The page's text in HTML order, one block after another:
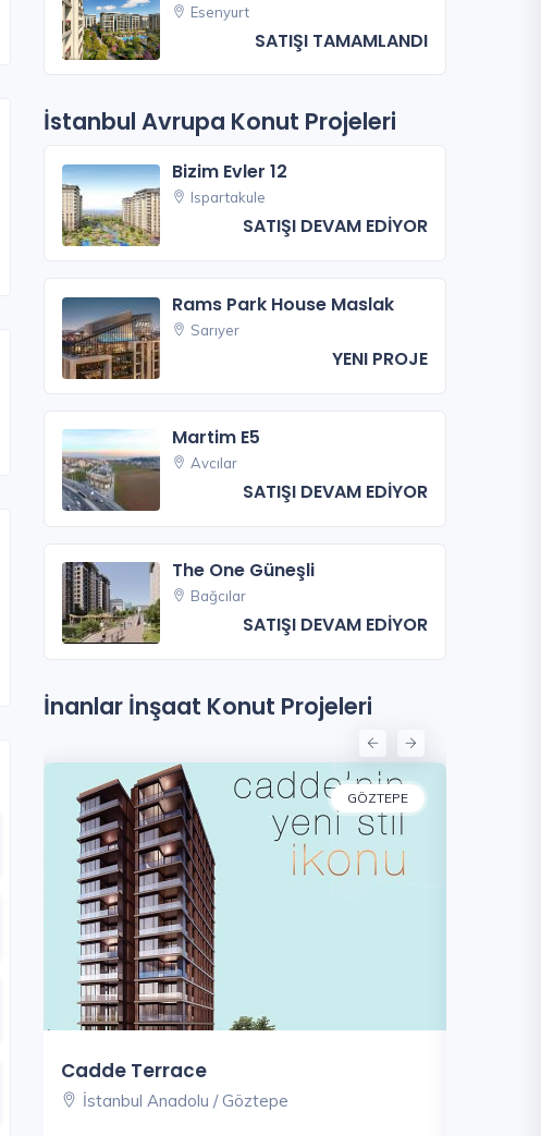
Esenyurt
SATIŞI TAMAMLANDI
İstanbul Avrupa Konut Projeleri
Bizim Evler 12
Ispartakule
SATIŞI DEVAM EDİYOR
Rams Park House Maslak
Sarıyer
YENI PROJE
Martim E5
Avcılar
SATIŞI DEVAM EDİYOR
The One Güneşli
Bağcılar
SATIŞI DEVAM EDİYOR
İnanlar İnşaat Konut Projeleri
GÖZTEPE
Cadde Terrace
İstanbul Anadolu / Göztepe